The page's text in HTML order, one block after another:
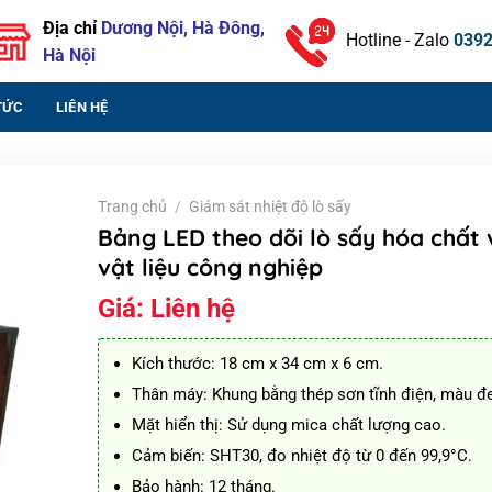
Địa chỉ Dương Nội, Hà Đông,
Hà Nội
Hotline - Zalo
LIÊN HỆ
Trang chủ / Giám sát nhiệt độ lò sấy
Bảng LED theo dõi lò sấy hóa chất
vật liệu công nghiệp
Giá: Liên hệ
Kích thước: 18 cm x 34 cm x 6 cm.
Thân máy: Khung bằng thép sơn tĩnh điện, màu
Mặt hiển thị: Sử dụng mica chất lượng cao.
Cảm biến: SHT30, đo nhiệt độ từ 0 đến 99,9°C.
Bảo hành: 12 tháng.